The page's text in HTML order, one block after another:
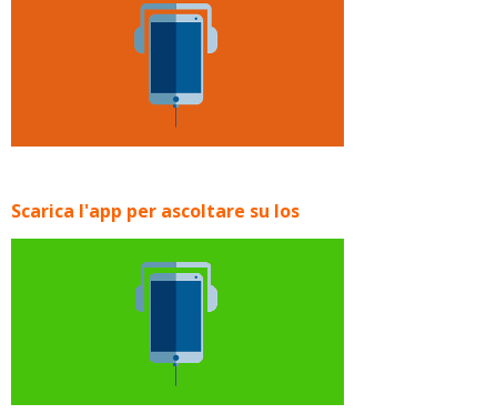
Scarica l'app per ascoltare su Ios